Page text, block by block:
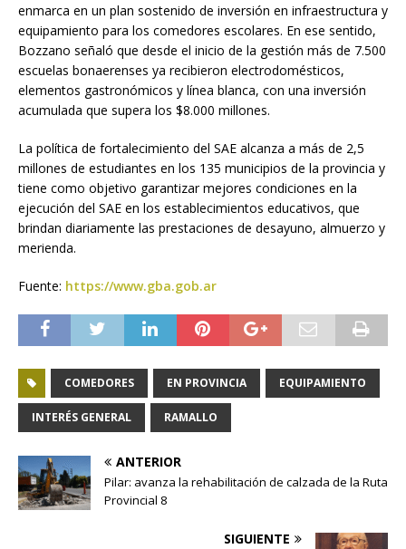
enmarca en un plan sostenido de inversión en infraestructura y
equipamiento para los comedores escolares. En ese sentido,
Bozzano señaló que desde el inicio de la gestión más de 7.500
escuelas bonaerenses ya recibieron electrodomésticos,
elementos gastronómicos y línea blanca, con una inversión
acumulada que supera los $8.000 millones.
La política de fortalecimiento del SAE alcanza a más de 2,5
millones de estudiantes en los 135 municipios de la provincia y
tiene como objetivo garantizar mejores condiciones en la
ejecución del SAE en los establecimientos educativos, que
brindan diariamente las prestaciones de desayuno, almuerzo y
merienda.
Fuente: https://www.gba.gob.ar
COMEDORES EN PROVINCIA EQUIPAMIENTO
INTERÉS GENERAL RAMALLO
ANTERIOR
Pilar: avanza la rehabilitación de calzada de la Ruta
Provincial 8
SIGUIENTE